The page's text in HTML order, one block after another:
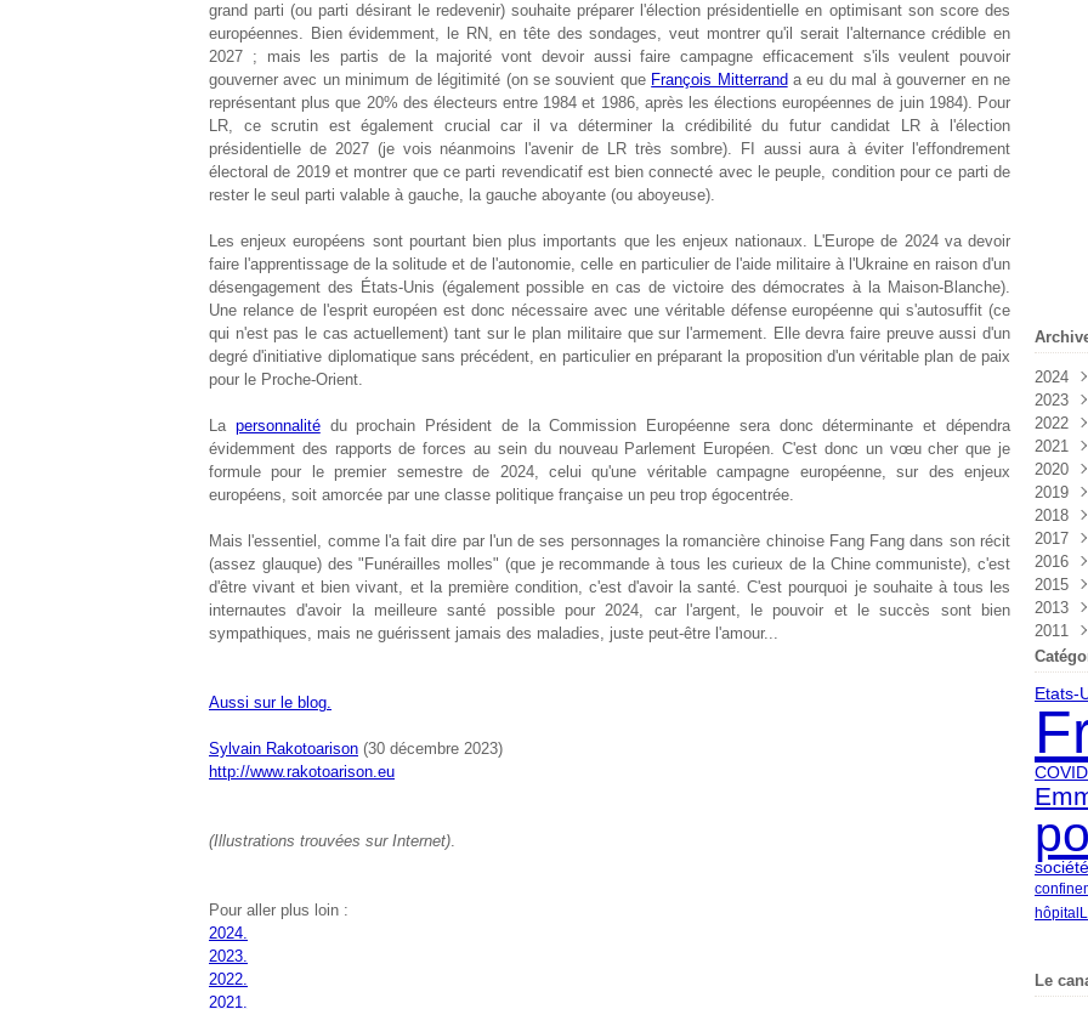
grand parti (ou parti désirant le redevenir) souhaite préparer l'élection présidentielle en optimisant son score des
européennes. Bien évidemment, le RN, en tête des sondages, veut montrer qu'il serait l'alternance crédible en
2027 ; mais les partis de la majorité vont devoir aussi faire campagne efficacement s'ils veulent pouvoir
gouverner avec un minimum de légitimité (on se souvient que François Mitterrand a eu du mal à gouverner en ne
représentant plus que 20% des électeurs entre 1984 et 1986, après les élections européennes de juin 1984). Pour
LR, ce scrutin est également crucial car il va déterminer la crédibilité du futur candidat LR à l'élection
présidentielle de 2027 (je vois néanmoins l'avenir de LR très sombre). FI aussi aura à éviter l'effondrement
électoral de 2019 et montrer que ce parti revendicatif est bien connecté avec le peuple, condition pour ce parti de
rester le seul parti valable à gauche, la gauche aboyante (ou aboyeuse).
Les enjeux européens sont pourtant bien plus importants que les enjeux nationaux. L'Europe de 2024 va devoir
faire l'apprentissage de la solitude et de l'autonomie, celle en particulier de l'aide militaire à l'Ukraine en raison d'un
désengagement des États-Unis (également possible en cas de victoire des démocrates à la Maison-Blanche).
Une relance de l'esprit européen est donc nécessaire avec une véritable défense européenne qui s'autosuffit (ce
qui n'est pas le cas actuellement) tant sur le plan militaire que sur l'armement. Elle devra faire preuve aussi d'un
degré d'initiative diplomatique sans précédent, en particulier en préparant la proposition d'un véritable plan de paix
pour le Proche-Orient.
La personnalitédu prochain Président de la Commission Européenne sera donc déterminante et dépendra
évidemment des rapports de forces au sein du nouveau Parlement Européen. C'est donc un vœu cher que je
formule pour le premier semestre de 2024, celui qu'une véritable campagne européenne, sur des enjeux
européens, soit amorcée par une classe politique française un peu trop égocentrée.
Mais l'essentiel, comme l'a fait dire par l'un de ses personnages la romancière chinoise Fang Fang dans son récit
(assez glauque) des "Funérailles molles" (que je recommande à tous les curieux de la Chine communiste), c'est
d'être vivant et bien vivant, et la première condition, c'est d'avoir la santé. C'est pourquoi je souhaite à tous les
internautes d'avoir la meilleure santé possible pour 2024, car l'argent, le pouvoir et le succès sont bien
sympathiques, mais ne guérissent jamais des maladies, juste peut-être l'amour...
Aussi sur le blog.
Sylvain Rakotoarison (30 décembre 2023)
http://www.rakotoarison.eu
(Illustrations trouvées sur Internet).
Pour aller plus loin :
2024.
2023.
2022.
2021.
2024
2023
Août
Juin
Mai
Avril
Mars
2022
Août
Juin
Mai
Avril
2021
Août
Juin
Mai
2020
Août
Juin
Mai
2019
Août
Juin
Mai
2018
Août
Juin
Mai
2017
Juin
Mai
2016
Juin
2015
Mai
2013
2011
Etats-
société
hôpital
Le